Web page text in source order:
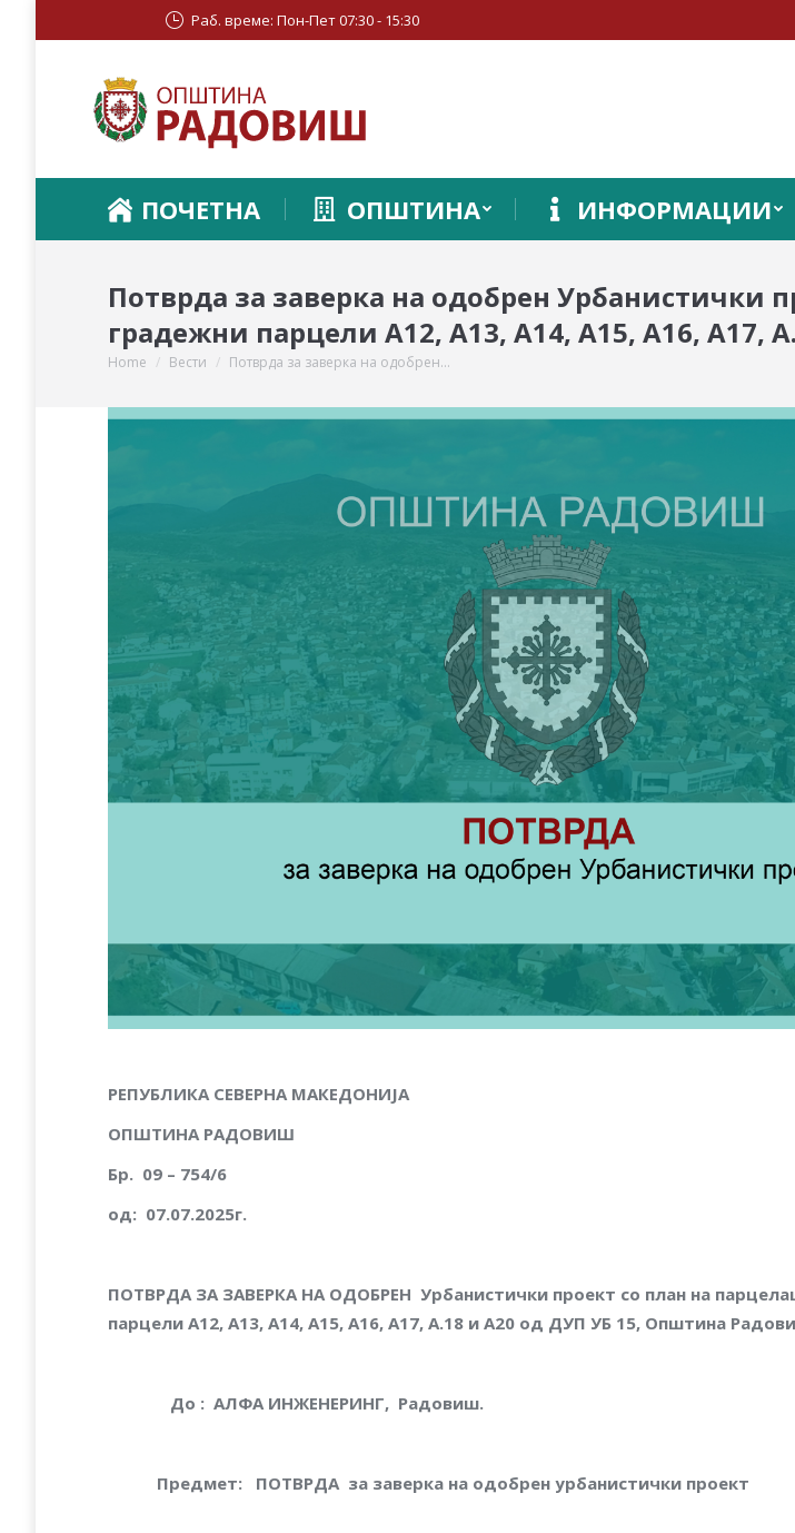
Раб. време: Пон-Пет 07:30 - 15:30
ПОЧЕТНА ОПШТИНА ИНФОРМАЦИИ
Потврда за заверка на одобрен Урбанистички
градежни парцели А12, А13, А14, А15, А16,
You are here:
Home Вести Потврда за заверка на одобрен…
РЕПУБЛИКА СЕВЕРНА МАКЕДОНИЈА
ОПШТИНА РАДОВИШ
Бр. 09 – 754/6
од: 07.07.2025г.
ПОТВРДА ЗА ЗАВЕРКА НА ОДОБРЕН Урбанистички проект со план на
парцели А12, А13, А14, А15, А16, А17, A.18 и А20 од ДУП УБ 15, Општина
До : АЛФА ИНЖЕНЕРИНГ, Радовиш.
Предмет: ПОТВРДА за заверка на одобрен урбанистички проект